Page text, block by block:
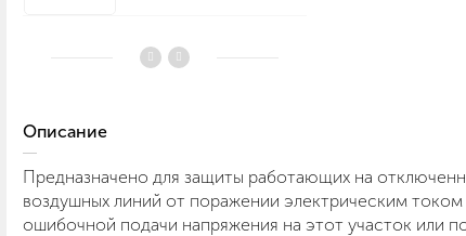
Описание
Предназначено для защиты работающих на
воздушных линий от поражении электрическим током
ошибочной подачи напряжения на этот участок или